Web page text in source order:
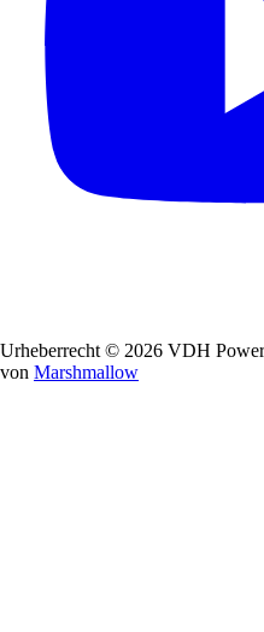
Urheberrecht © 2026 VDH
von Marshmallow